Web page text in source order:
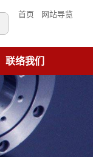
首页 网站导览
联络我们